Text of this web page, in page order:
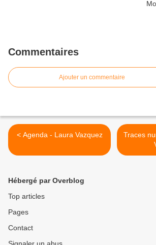
Commentaires
Ajouter un commentaire
< Agenda - Laura Vazquez
Traces
Hébergé par Overblog
Top articles
Pages
Contact